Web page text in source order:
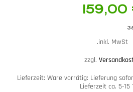
159,00
inkl. MwSt.
zzgl.
Lieferzeit: Ware vorrätig: Lieferung
Lieferzeit ca. 5-15